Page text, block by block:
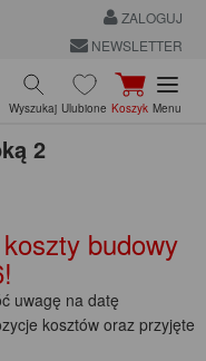
ZALOGUJ
NEWSLETTER
Wyszukaj Ulubione Koszyk Menu
2
budowy
uwagę na datę
kosztów oraz przyjęte